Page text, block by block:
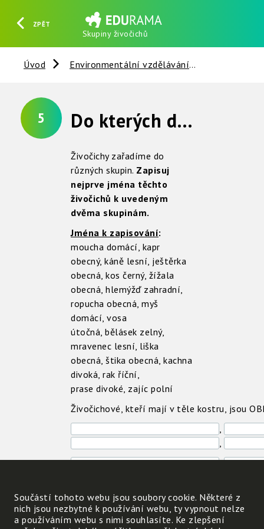
ZPĚT
Skupiny živočichů
HLEDAT REGISTROVAT PŘIHLÁSIT SE
Úvod Environmentální vzdělávání
5 Do kterých dalších skupin se živočichové mohou zařazovat ?
Živočichy zařadíme do
různých skupin. Zapisuj
nejprve jména těchto
živočichů k uvedeným
dvěma skupinám.
Jména k zapisování:
moucha domácí, kapr
obecný, káně lesní, ještěrka
obecná, kos černý, žížala
obecná, hlemýžď zahradní,
ropucha obecná, myš
domácí, vosa
útočná, bělásek zelný,
mravenec lesní, liška
obecná, štika obecná, kachna
divoká, rak říční,
prase divoké, zajíc polní
Živočichové, kteří mají v těle kostru, jsou
,
,
,
Živočichové, kteří v těle kostru nemají, jsou
Součástí tohoto webu jsou soubory cookie. Některé z
nich jsou nezbytné k používání webu, ty vypnout nelze
a používáním webu s nimi souhlasíte. Ke zlepšení